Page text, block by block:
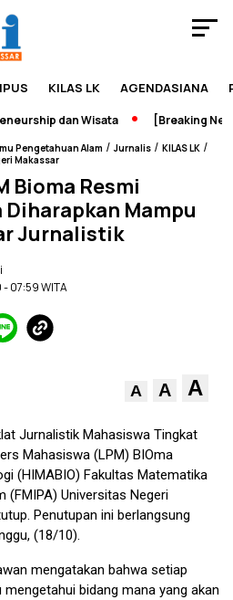
KILAS LK AGENDASIANA
dan Wisata [Breaking News]
Pengetahuan Alam / Jurnalis / KILAS LK /
Makassar
Bioma Resmi
Mampu
Jurnalistik
- 07:59 WITA
A A A
Jurnalistik Mahasiswa Tingkat
Mahasiswa (LPM) BIOma
(HIMABIO) Fakultas Matematika
(FMIPA) Universitas Negeri
Penutupan ini berlangsung
(18/10).
mengatakan bahwa setiap
bidang mana yang akan